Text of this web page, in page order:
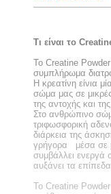
Τι είναι το
Το Creatine Powder
συμπλήρωμα
Η κρεατίνη είνια
σώμα μας σε
της αντοχής και
Στο ανθρώπινο
τριφωσφορική
διάρκεια της
γρήγορα μέσα σε
συμβάλλει ενεργά
αυξάνει τα
Το Creatine